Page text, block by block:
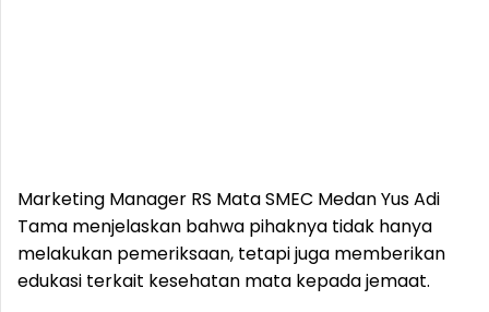
Marketing Manager RS Mata SMEC Medan Yus Adi
Tama menjelaskan bahwa pihaknya tidak hanya
melakukan pemeriksaan, tetapi juga memberikan
edukasi terkait kesehatan mata kepada jemaat.